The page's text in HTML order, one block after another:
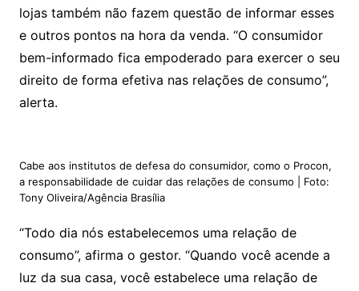
lojas também não fazem questão de informar esses
e outros pontos na hora da venda. “O consumidor
bem-informado fica empoderado para exercer o seu
direito de forma efetiva nas relações de consumo”,
alerta.
Cabe aos institutos de defesa do consumidor, como o Procon,
a responsabilidade de cuidar das relações de consumo | Foto:
Tony Oliveira/Agência Brasília
“Todo dia nós estabelecemos uma relação de
consumo”, afirma o gestor. “Quando você acende a
luz da sua casa, você estabelece uma relação de